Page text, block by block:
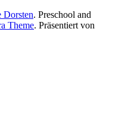
Dorsten. Preschool and
Theme. Präsentiert von